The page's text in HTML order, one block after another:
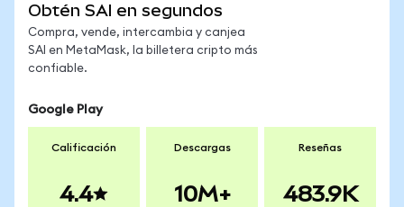
Obtén SAI en segundos
Compra, vende, intercambia y canjea
SAI en MetaMask, la billetera cripto más
confiable.
Google Play
Calificación
4.4
Descargas
10M+
Reseñas
483.9K